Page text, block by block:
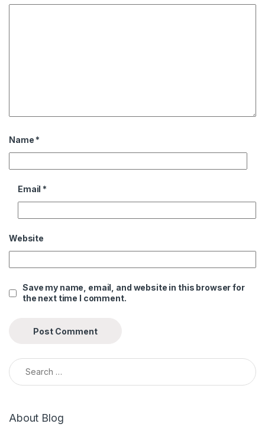
Name *
Email *
Website
Save my name, email, and website in this browser for
the next time I comment.
About Blog